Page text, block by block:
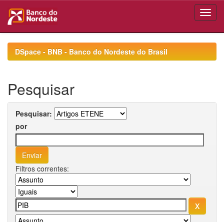
navigationDSpace - BNB - Banco do Nordeste do Brasil
Pesquisar
Pesquisar:
por
Filtros correntes: